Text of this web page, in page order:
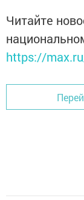
Читайте
https://